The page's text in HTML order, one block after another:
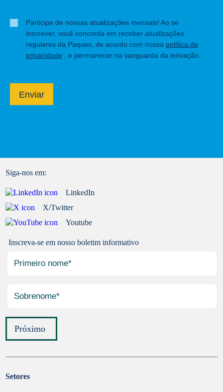
Participe de nossas atualizações mensais! Ao se
inscrever, você concorda em receber atualizações
regulares da Paques, de acordo com nossa política de
privacidade
, e permanecer na vanguarda da inovação.
Enviar
Inscreva-se em nosso boletim informativo
Próximo
Siga-nos em:
LinkedIn
X/Twitter
Youtube
Setores